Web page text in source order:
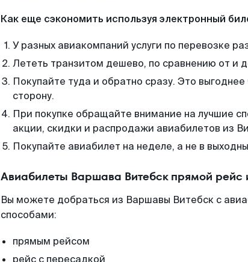
Как еще сэкономить используя электронный
У разных авиакомпаний услуги по перевозке
Лететь транзитом дешево, по сравнению от и
Покупайте туда и обратно сразу. Это
сторону.
При покупке обращайте внимание на лучшие
акции, скидки и распродажи авиабилетов из
Покупайте авиабилет на неделе, а не в
Авиабилеты Варшава Витебск прямой рейс
Вы можете добраться из Варшавы Витебск с
способами:
прямым рейсом
рейс с пересадкой